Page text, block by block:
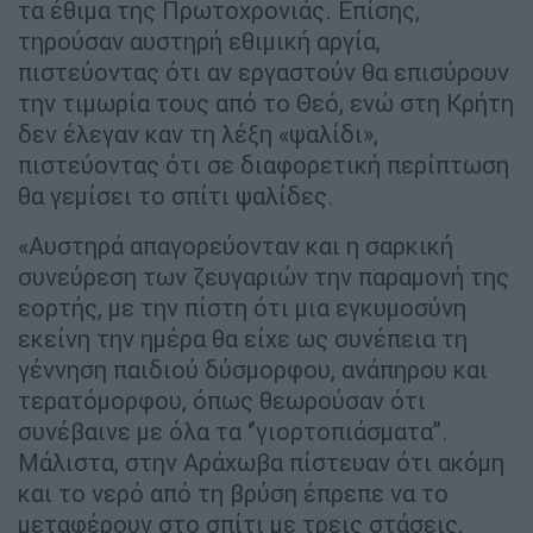
τα έθιμα της Πρωτοχρονιάς. Επίσης,
τηρούσαν αυστηρή εθιμική αργία,
πιστεύοντας ότι αν εργαστούν θα επισύρουν
την τιμωρία τους από το Θεό, ενώ στη Κρήτη
δεν έλεγαν καν τη λέξη «ψαλίδι»,
πιστεύοντας ότι σε διαφορετική περίπτωση
θα γεμίσει το σπίτι ψαλίδες.
«Αυστηρά απαγορεύονταν και η σαρκική
συνεύρεση των ζευγαριών την παραμονή της
εορτής, με την πίστη ότι μια εγκυμοσύνη
εκείνη την ημέρα θα είχε ως συνέπεια τη
γέννηση παιδιού δύσμορφου, ανάπηρου και
τερατόμορφου, όπως θεωρούσαν ότι
συνέβαινε με όλα τα ‘’γιορτοπιάσματα’’.
Μάλιστα, στην Αράχωβα πίστευαν ότι ακόμη
και το νερό από τη βρύση έπρεπε να το
μεταφέρουν στο σπίτι με τρεις στάσεις,